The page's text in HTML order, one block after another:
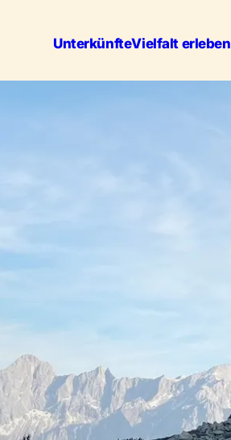
UnterkünfteVielfalt erleben